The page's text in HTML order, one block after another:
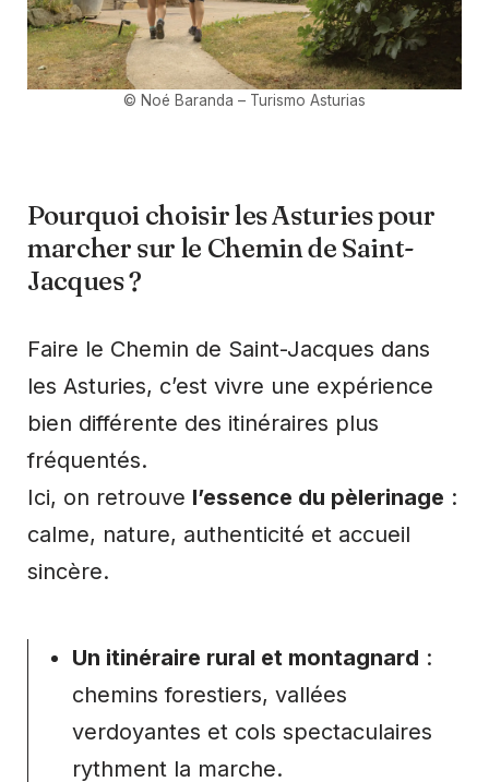
© Noé Baranda – Turismo Asturias
Pourquoi choisir les Asturies pour
marcher sur le Chemin de Saint-
Jacques ?
Faire le Chemin de Saint-Jacques dans
les Asturies, c’est vivre une expérience
bien différente des itinéraires plus
fréquentés.
Ici, on retrouve l’essence du pèlerinage :
calme, nature, authenticité et accueil
sincère.
Un itinéraire rural et montagnard :
chemins forestiers, vallées
verdoyantes et cols spectaculaires
rythment la marche.